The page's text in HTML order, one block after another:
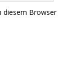
diesem Browser